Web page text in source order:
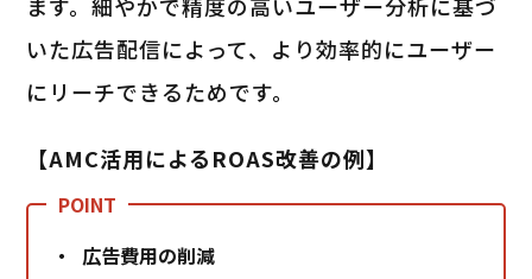
いた広告配信によって、より効率的にユーザー
にリーチできるためです。
【AMC活用によるROAS改善の例】
広告費用の削減